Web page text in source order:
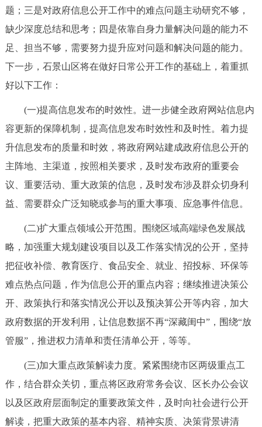
题；三是对政府信息公开工作中的难点问题主动研究不够，
缺少深度总结和思考；四是依靠自身力量解决问题的能力不
足、担当不够，需要努力提升应对问题和解决问题的能力。
下一步，石景山区将在做好日常公开工作的基础上，着重抓
好以下工作：
(一)提高信息发布的时效性。进一步健全政府网站信息内
容更新的保障机制，提高信息发布时效性和及时性。着力提
升信息发布的质量和时效，将政府网站建成政府信息公开的
主阵地、主渠道，按照相关要求，及时发布政府的重要会
议、重要活动、重大政策的信息，及时发布涉及群众切身利
益、需要群众广泛知晓或参与的重大事项、应急事件信息。
(二)扩大重点领域公开范围。围绕区域高端绿色发展战
略，加强重大规划建设项目以及工作落实情况的公开，坚持
把征收补偿、教育医疗、食品安全、就业、招投标、环保等
难点热点问题，作为信息公开的重点内容；继续推进决策公
开、政策执行和落实情况公开以及预决算公开等内容，加大
政府数据的开发利用，让信息数据不再“深藏闺中”，围绕“放
管服”，推进权力清单和责任清单公开，等等。
(三)加大重点政策解读力度。紧紧围绕市区两级重点工
作，结合群众关切，重点将区政府常务会议、区长办公会议
以及区政府层面制定的重要政策文件，及时向社会进行公开
解读，把重大政策的基本内容、精神实质、决策背景讲清